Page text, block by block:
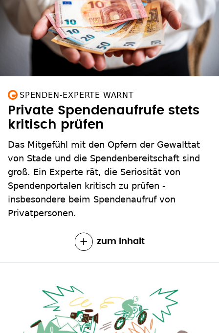
SPENDEN-EXPERTE WARNT
Private Spendenaufrufe stets
kritisch prüfen
Das Mitgefühl mit den Opfern der Gewalttat
von Stade und die Spendenbereitschaft sind
groß. Ein Experte rät, die Seriosität von
Spendenportalen kritisch zu prüfen -
insbesondere beim Spendenaufruf von
Privatpersonen.
zum Inhalt